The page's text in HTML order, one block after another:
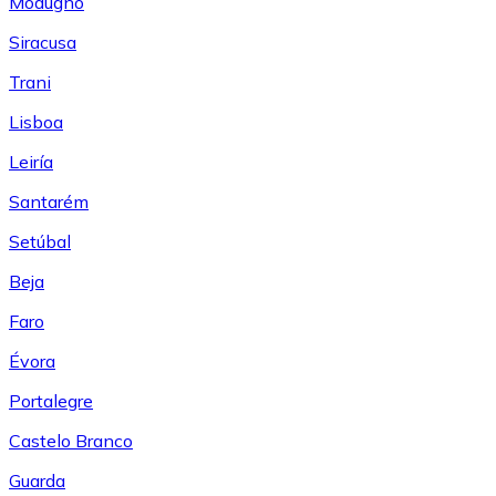
Siracusa
Trani
Lisboa
Leiría
Santarém
Setúbal
Beja
Faro
Évora
Portalegre
Castelo Branco
Guarda